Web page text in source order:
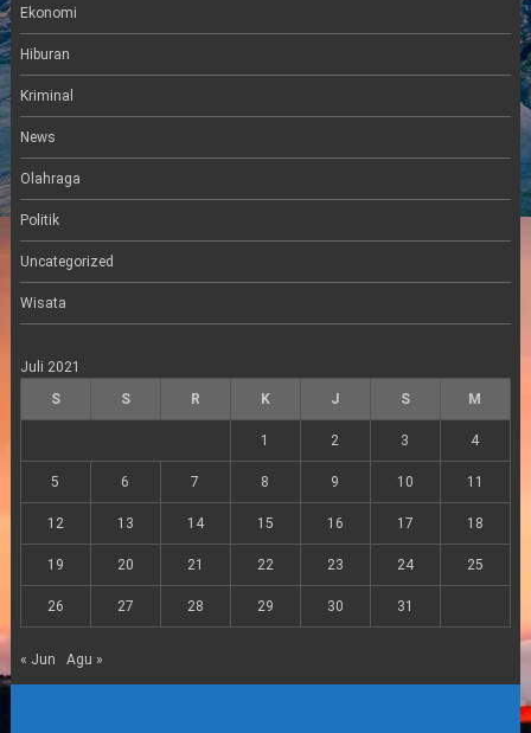
r
a
Ekonomi
Hiburan
Kriminal
News
Olahraga
Politik
Uncategorized
Wisata
Juli 2021
S
S R K J S M
1 2 3 4
5 6 7 8 9 10 11
12 13 14 15 16 17 18
19 20 21 22 23 24 25
26 27 28 29 30 31
« Jun Agu »